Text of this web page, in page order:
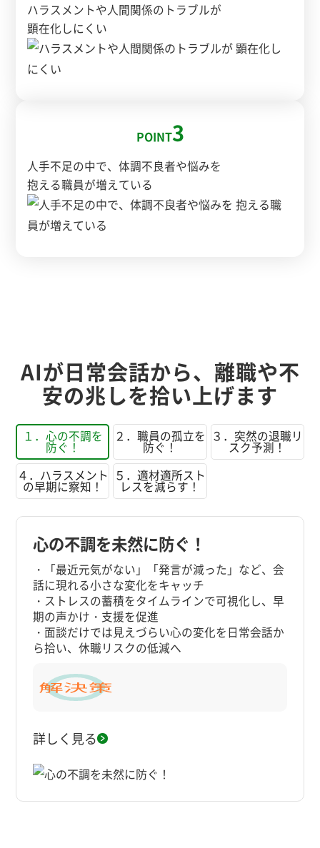
ハラスメントや人間関係のトラブルが
顕在化しにくい
POINT3
人手不足の中で、体調不良者や悩みを
抱える職員が増えている
AIが日常会話から、離職や不
安の兆しを拾い上げます
１．心の不調を
防ぐ！
２．職員の孤立を
防ぐ！
３．突然の退職リ
スク予測！
４．ハラスメント
の早期に察知！
５．適材適所スト
レスを減らす！
心の不調を未然に防ぐ！
・「最近元気がない」「発言が減った」など、会
話に現れる小さな変化をキャッチ
・ストレスの蓄積をタイムラインで可視化し、早
期の声かけ・支援を促進
・面談だけでは見えづらい心の変化を日常会話か
ら拾い、休職リスクの低減へ
詳しく見る